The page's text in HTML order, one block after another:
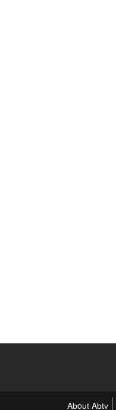
About Abtv